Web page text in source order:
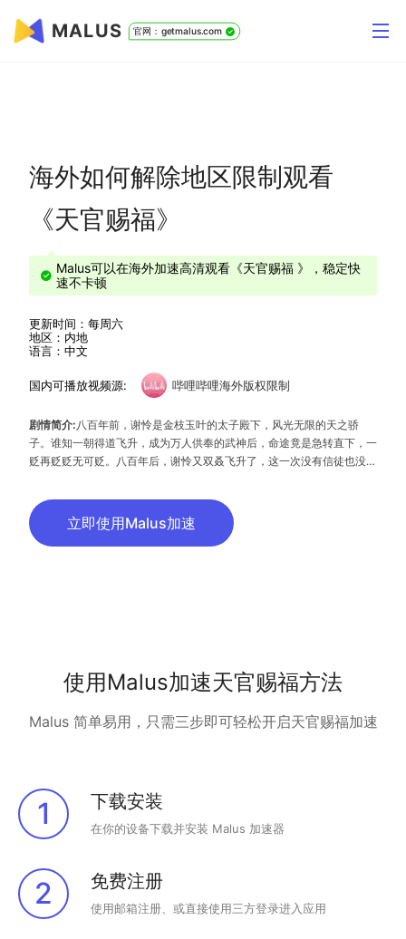
MALUS 官网：getmalus.com
海外如何解除地区限制观看
《天官赐福》
Malus可以在海外加速高清观看《天官赐福 》，稳定快
速不卡顿
更新时间：每周六
地区：内地
语言：中文
国内可播放视频源: 哔哩哔哩海外版权限制
剧情简介:八百年前，谢怜是金枝玉叶的太子殿下，风光无限的天之骄
子。谁知一朝得道飞升，成为万人供奉的武神后，命途竟是急转直下，一
贬再贬贬无可贬。八百年后，谢怜又双叒飞升了，这一次没有信徒也没有
居然就是那位三界谈之色变的鬼王——花城。
立即使用Malus加速
使用Malus加速天官赐福方法
Malus 简单易用，只需三步即可轻松开启天官赐福加速
1 下载安装
在你的设备下载并安装 Malus 加速器
2 免费注册
使用邮箱注册、或直接使用三方登录进入应用